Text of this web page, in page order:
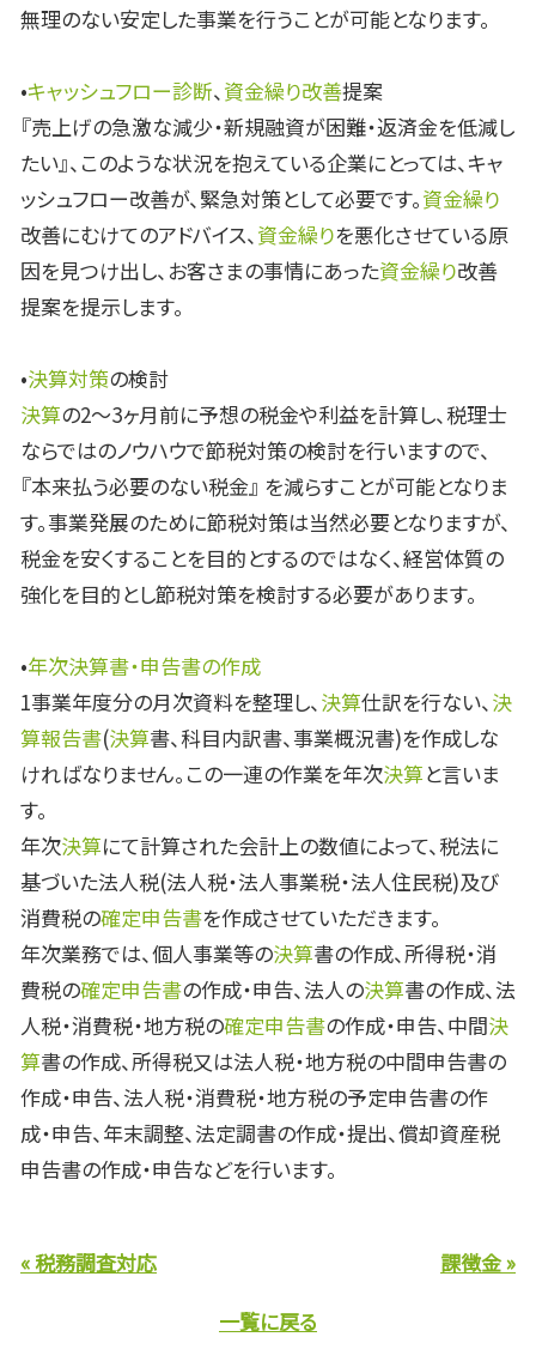
無理のない安定した事業を行うことが可能となります。
•キャッシュフロー診断、資金繰り改善提案
『売上げの急激な減少・新規融資が困難・返済金を低減し
たい』、このような状況を抱えている企業にとっては、キャ
ッシュフロー改善が、緊急対策として必要です。資金繰り
改善にむけてのアドバイス、資金繰りを悪化させている原
因を見つけ出し、お客さまの事情にあった資金繰り改善
提案を提示します。
•決算対策の検討
決算の2～3ヶ月前に予想の税金や利益を計算し、税理士
ならではのノウハウで節税対策の検討を行いますので、
『本来払う必要のない税金』 を減らすことが可能となりま
す。事業発展のために節税対策は当然必要となりますが、
税金を安くすることを目的とするのではなく、経営体質の
強化を目的とし節税対策を検討する必要があります。
•年次決算書・申告書の作成
1事業年度分の月次資料を整理し、決算仕訳を行ない、決
算報告書(決算書、科目内訳書、事業概況書)を作成しな
ければなりません。この一連の作業を年次決算と言いま
す。
年次決算にて計算された会計上の数値によって、税法に
基づいた法人税(法人税・法人事業税・法人住民税)及び
消費税の確定申告書を作成させていただきます。
年次業務では、個人事業等の決算書の作成、所得税・消
費税の確定申告書の作成・申告、法人の決算書の作成、法
人税・消費税・地方税の確定申告書の作成・申告、中間決
算書の作成、所得税又は法人税・地方税の中間申告書の
作成・申告、法人税・消費税・地方税の予定申告書の作
成・申告、年末調整、法定調書の作成・提出、償却資産税
申告書の作成・申告などを行います。
« 税務調査対応
課徴金 »
一覧に戻る